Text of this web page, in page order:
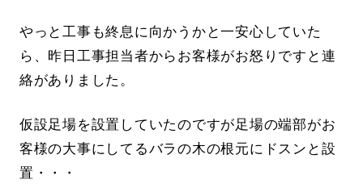
やっと工事も終息に向かうかと一安心していた
ら、昨日工事担当者からお客様がお怒りですと連
絡がありました。
仮設足場を設置していたのですが足場の端部がお
客様の大事にしてるバラの木の根元にドスンと設
置・・・